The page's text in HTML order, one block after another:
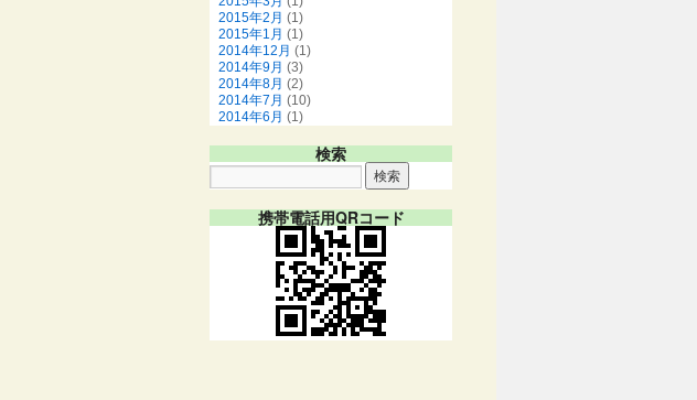
2015年2月 (1)
2015年1月 (1)
2014年12月 (1)
2014年9月 (3)
2014年8月 (2)
2014年7月 (10)
2014年6月 (1)
検索
携帯電話用QRコード